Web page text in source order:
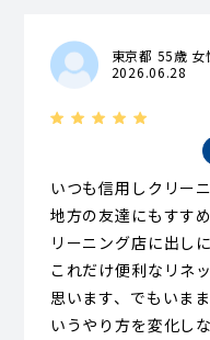
東京都 55歳 女
2026.06.28
いつも信用しクリー
地方の友達にもすす
リーニング店に出し
これだけ便利なリネ
思います、でもいま
いうやり方を変化し